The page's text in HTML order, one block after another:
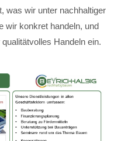
was wir unter nachhaltiger
wir konkret handeln, und
Handeln ein.